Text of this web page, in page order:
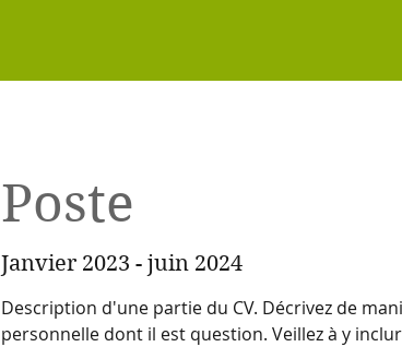
Poste
Janvier 2023 - juin 2024
Description d'une partie du CV. Décrivez de
personnelle dont il est question. Veillez à y